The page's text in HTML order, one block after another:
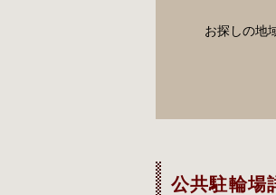
お探しの地
公共駐輪場